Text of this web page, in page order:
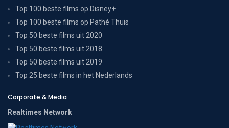
Top 100 beste films op Disney+
Top 100 beste films op Pathé Thuis
Top 50 beste films uit 2020
Top 50 beste films uit 2018
Top 50 beste films uit 2019
Top 25 beste films in het Nederlands
Corporate & Media
Realtimes Network